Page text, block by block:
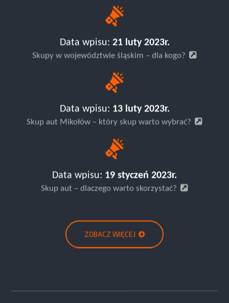
Data wpisu: 21 luty 2023r.
Skupy w województwie śląskim – dla kogo?
Data wpisu: 13 luty 2023r.
Skup aut Mikołów – który skup warto wybrać?
Data wpisu: 19 styczeń 2023r.
Skup aut – dlaczego warto skorzystać?
ZOBACZ WIĘCEJ